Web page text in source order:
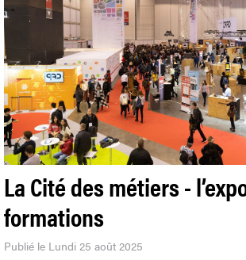
La Cité des métiers -
formations
Publié le Lundi 25 août 2025